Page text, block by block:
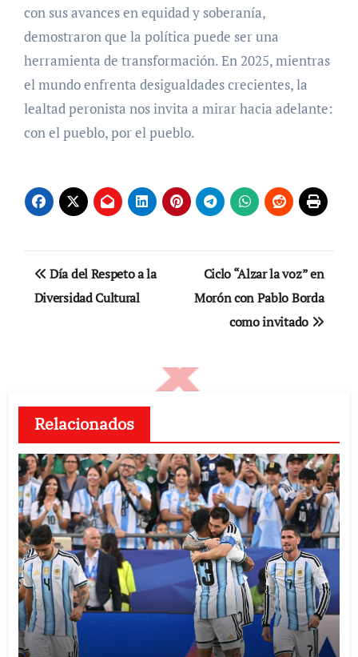
con sus avances en equidad y soberanía,
demostraron que la política puede ser una
herramienta de transformación. En 2025, mientras
el mundo enfrenta desigualdades crecientes, la
lealtad peronista nos invita a mirar hacia adelante:
con el pueblo, por el pueblo.
Navegación
de
Día del Respeto a la
Diversidad Cultural
Ciclo “Alzar la voz” en
Morón con Pablo Borda
como invitado
Relacionados